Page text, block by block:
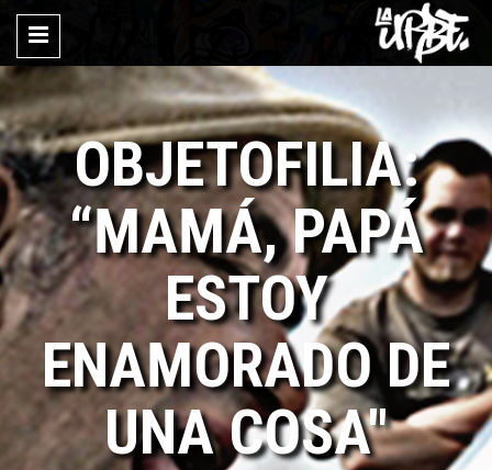
OBJETOFILIA:
“MAMÁ, PAPÁ
ESTOY
ENAMORADO DE
UNA COSA"